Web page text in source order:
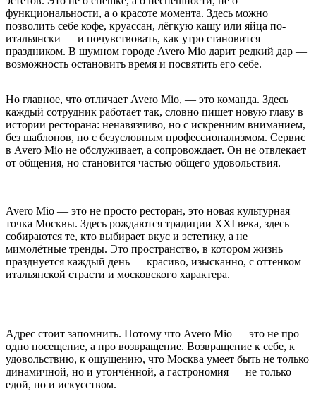
функциональности, а о красоте момента. Здесь можно
позволить себе кофе, круассан, лёгкую кашу или яйца по-
итальянски — и почувствовать, как утро становится
праздником. В шумном городе Avero Mio дарит редкий дар —
возможность остановить время и посвятить его себе.
Но главное, что отличает Avero Mio, — это команда. Здесь
каждый сотрудник работает так, словно пишет новую главу в
истории ресторана: ненавязчиво, но с искренним вниманием,
без шаблонов, но с безусловным профессионализмом. Сервис
в Avero Mio не обслуживает, а сопровождает. Он не отвлекает
от общения, но становится частью общего удовольствия.
Avero Mio — это не просто ресторан, это новая культурная
точка Москвы. Здесь рождаются традиции XXI века, здесь
собираются те, кто выбирает вкус и эстетику, а не
мимолётные тренды. Это пространство, в котором жизнь
празднуется каждый день — красиво, изысканно, с оттенком
итальянской страсти и московского характера.
Адрес стоит запомнить. Потому что Avero Mio — это не про
одно посещение, а про возвращение. Возвращение к себе, к
удовольствию, к ощущению, что Москва умеет быть не только
динамичной, но и утончённой, а гастрономия — не только
едой, но и искусством.